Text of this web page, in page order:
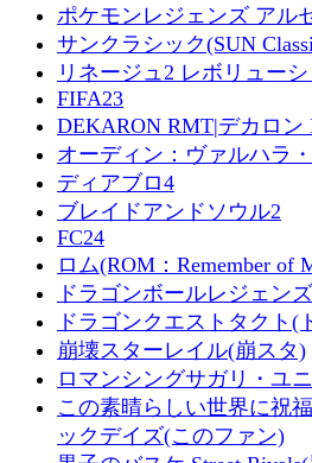
ポケモンレジェンズ アル
サンクラシック(SUN
リネージュ2 レボリュー
FIFA23
DEKARON RMT|デカロン
オーディン：ヴァルハラ
ディアブロ4
ブレイドアンドソウル2
FC24
ロム(ROM：Remember of
ドラゴンボールレジェンズ
ドラゴンクエストタクト(
崩壊スターレイル(崩スタ)
ロマンシングサガリ・ユ
この素晴らしい世界に祝
ックデイズ(このファン)